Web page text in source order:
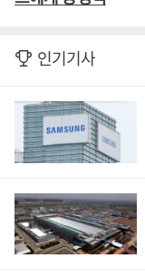
인기기사